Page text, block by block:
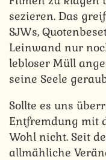
sezieren. Das
SJWs,
Leinwand nur
lebloser Müll
seine Seele
Sollte es uns
Entfremdung mit
Wohl nicht. Seit
allmähliche